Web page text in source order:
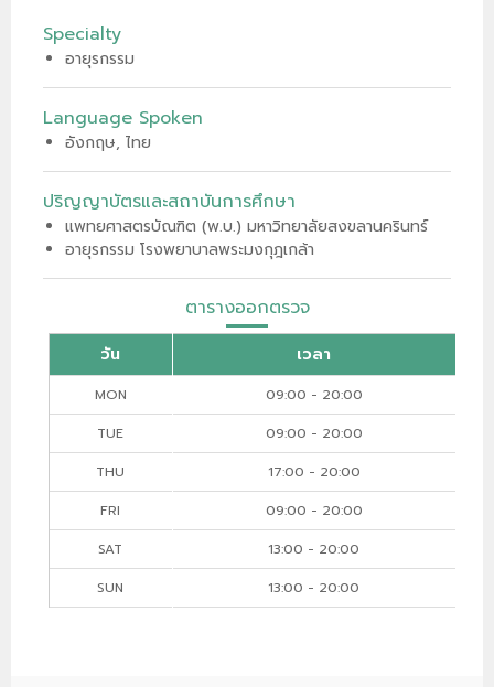
Specialty
อายุรกรรม
Language Spoken
อังกฤษ, ไทย
ปริญญาบัตรและสถาบันการศึกษา
แพทยศาสตรบัณฑิต (พ.บ.) มหาวิทยาลัยสงขลานครินทร์
อายุรกรรม โรงพยาบาลพระมงกุฎเกล้า
ตารางออกตรวจ
วัน เวลา
MON
09:00 - 20:00
TUE
09:00 - 20:00
THU
17:00 - 20:00
FRI
09:00 - 20:00
SAT
13:00 - 20:00
SUN
13:00 - 20:00